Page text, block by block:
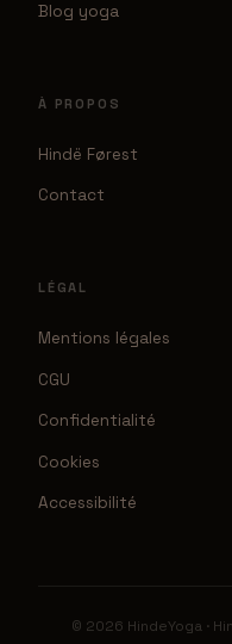
Blog yoga
À PROPOS
Hindë Førest
Contact
LÉGAL
Mentions légales
CGU
Confidentialité
Cookies
Accessibilité
© 2026 HindeYoga ·